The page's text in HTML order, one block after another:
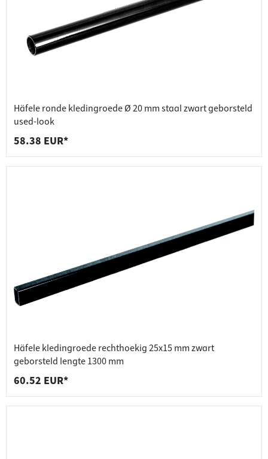
Häfele ronde kledingroede Ø 20 mm staal zwart geborsteld
used-look
58.38 EUR*
Häfele kledingroede rechthoekig 25x15 mm zwart
geborsteld lengte 1300 mm
60.52 EUR*